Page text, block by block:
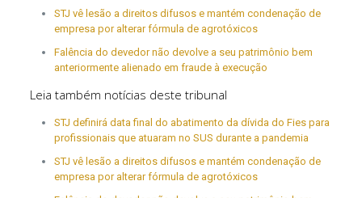
STJ vê lesão a direitos difusos e mantém condenação de
empresa por alterar fórmula de agrotóxicos
Falência do devedor não devolve a seu patrimônio bem
anteriormente alienado em fraude à execução
Leia também notícias deste tribunal
STJ definirá data final do abatimento da dívida do Fies para
profissionais que atuaram no SUS durante a pandemia
STJ vê lesão a direitos difusos e mantém condenação de
empresa por alterar fórmula de agrotóxicos